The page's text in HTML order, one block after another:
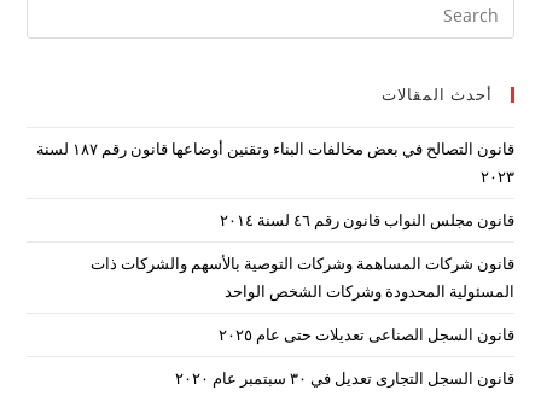
أحدث المقالات
قانون التصالح في بعض مخالفات البناء وتقنين أوضاعها قانون رقم ۱۸۷ لسنة
۲۰۲۳
قانون مجلس النواب قانون رقم ٤٦ لسنة ٢٠١٤
قانون شركات المساهمة وشركات التوصية بالأسهم والشركات ذات
المسئولية المحدودة وشركات الشخص الواحد
قانون السجل الصناعى تعديلات حتى عام ٢٠٢٥
قانون السجل التجارى تعديل في ٣٠ سبتمبر عام ٢٠٢٠